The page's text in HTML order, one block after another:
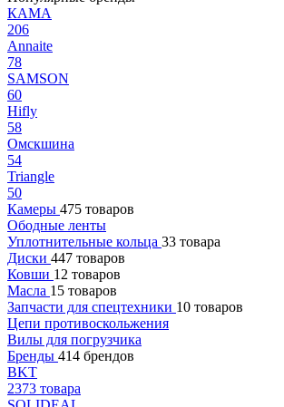
КАМА
206
Annaite
78
SAMSON
60
Hifly
58
Омскшина
54
Triangle
50
Камеры 475 товаров
Ободные ленты
Уплотнительные кольца 33 товара
Диски 447 товаров
Ковши 12 товаров
Масла 15 товаров
Запчасти для спецтехники 10 товаров
Цепи противоскольжения
Вилы для погрузчика
Бренды 414 брендов
BKT
2373 товара